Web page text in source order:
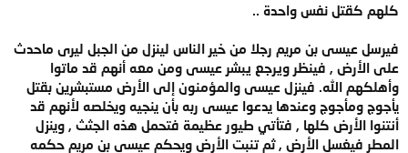
كلهم كقتل نفس واحدة ..
فيرسل عيسى بن مريم رجلا من خير الناس لينزل من الجبل ليرى ماحدث
على الأرض , فينظر ويرجع يبشر عيسى ومن معه أنهم قد ماتوا
وأهلكهم الله. فينزل عيسى والمؤمنون إلى الأرض مستبشرين بقتل
يأجوج ومأجوج وعندها يدعوا عيسى ربه بأن ينجيه ويخلصه لأنهم قد
أنتنوا الأرض كلها , فتأتي طيور عظيمة فتحمل هذه الجثث , وينزل
المطر فيغسل الأرض , ثم تنبت الأرض ويحكم عيسى بن مريم حكمه